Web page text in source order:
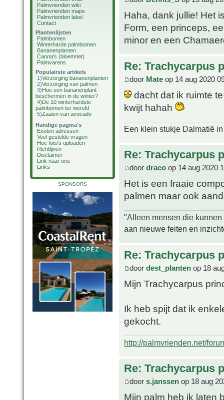
Palmvrienden wiki
Palmvrienden maps
Palmvrienden label
Contact
Plantenlijsten
Palmbomen
Winterharde palmbomen
Bananenplanten
Canna's (bloemriet)
Palmvarens
Populairste artikels
1)Verzorging bananenplanten
2)Verzorging van palmen
3)Hoe een bananenplant
beschermen in de winter?
4)De 10 winterhardste
palmbomen ter wereld
5)Zaaien van avocado
Handige pagina's
Exoten adressen
Veel gestelde vragen
Hoe foto's uploaden
Richtlijnen
Disclaimer
Link naar ons
Links
SPONSORS
Haha, dank jullie! Het
Form, een princeps,
minor en een
Re: Trachycarpus
door Mate op 14 aug 2020
dacht dat ik ruimte
kwijt hahah
Een klein stukje Dalmatië
Re: Trachycarpus
door draco op 14 aug 2020
Het is een fraaie
palmen maar ook
"Alleen mensen die
aan nieuwe feiten en
Re: Trachycarpus
door dest_planten op 18
Mijn Trachycarpus
Ik heb spijt dat ik
gekocht.
http://palmvrienden.net/
Re: Trachycarpus
door s.janssen op 18 aug
Mijn palm heb ik laten